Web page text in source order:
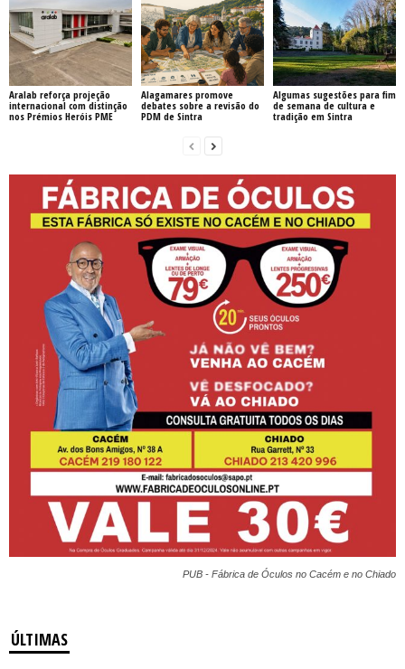
Aralab reforça projeção
internacional com distinção
nos Prémios Heróis PME
Alagamares promove
debates sobre a revisão do
PDM de Sintra
Algumas sugestões para fim
de semana de cultura e
tradição em Sintra
PUB - Fábrica de Óculos no Cacém e no Chiado
ÚLTIMAS